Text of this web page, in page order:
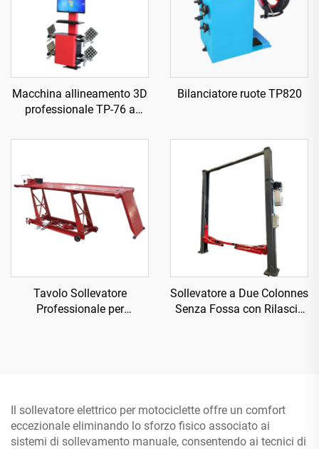
Macchina allineamento 3D
professionale TP-76 a
Bilanciatore ruote TP820
Tavolo Sollevatore
Professionale per
Sollevatore a Due Colonnes
Senza Fossa con Rilascio
Il sollevatore elettrico per motociclette offre un comfort
eccezionale eliminando lo sforzo fisico associato ai
sistemi di sollevamento manuale, consentendo ai tecnici di